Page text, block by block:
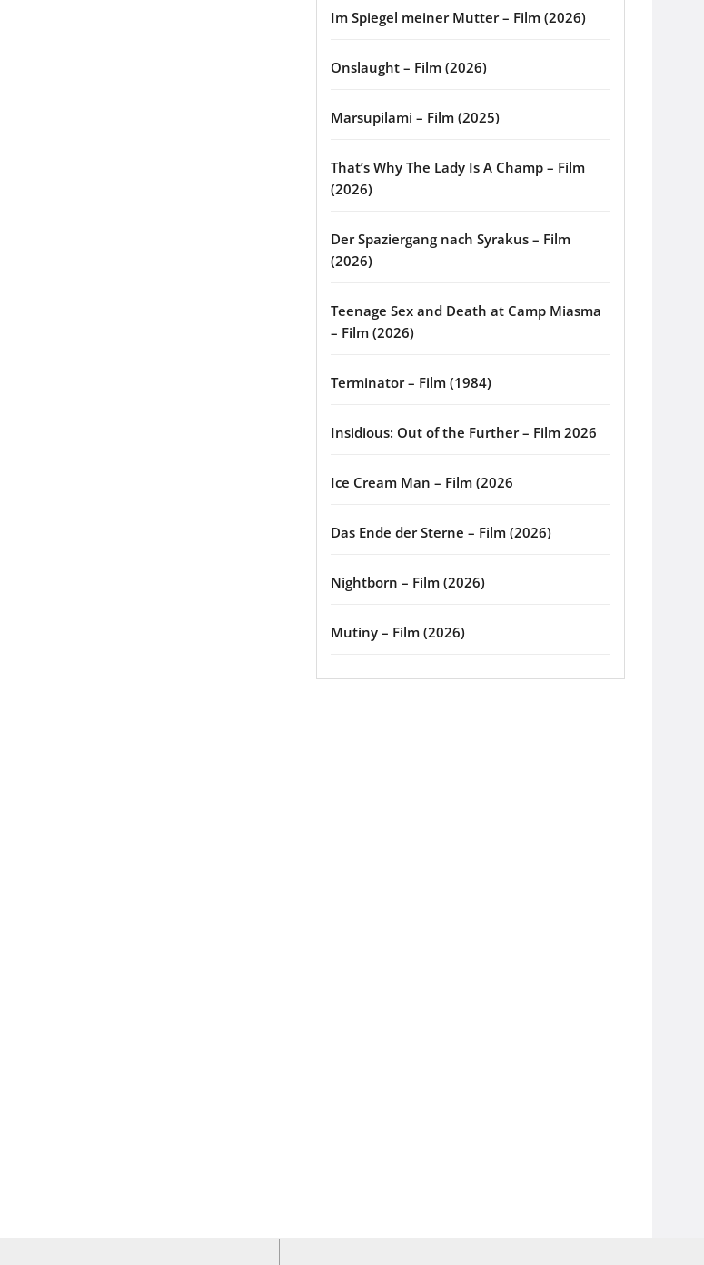
Im Spiegel meiner Mutter – Film (2026)
Onslaught – Film (2026)
Marsupilami – Film (2025)
That’s Why The Lady Is A Champ – Film
(2026)
Der Spaziergang nach Syrakus – Film
(2026)
Teenage Sex and Death at Camp Miasma
– Film (2026)
Terminator – Film (1984)
Insidious: Out of the Further – Film 2026
Ice Cream Man – Film (2026
Das Ende der Sterne – Film (2026)
Nightborn – Film (2026)
Mutiny – Film (2026)